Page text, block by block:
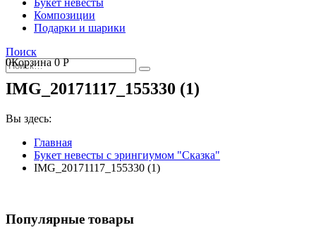
Букет невесты
Композиции
Подарки и шарики
Поиск
0Корзина0Р
IMG_20171117_155330 (1)
Вы здесь:
Главная
Букет невесты с эрингиумом "Сказка"
IMG_20171117_155330 (1)
Популярные товары